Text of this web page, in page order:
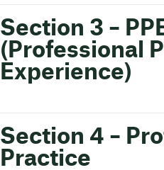
Section 3 –
(Professional
Experience)
Section 4 –
Practice